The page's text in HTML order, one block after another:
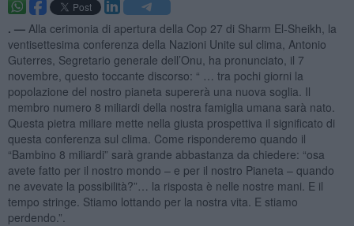
. — Alla cerimonia di apertura della Cop 27 di Sharm El-Sheikh, la
ventisettesima conferenza della Nazioni Unite sul clima, Antonio
Guterres, Segretario generale dell’Onu, ha pronunciato, il 7
novembre, questo toccante discorso: “ … tra pochi giorni la
popolazione del nostro pianeta supererà una nuova soglia. Il
membro numero 8 miliardi della nostra famiglia umana sarà nato.
Questa pietra miliare mette nella giusta prospettiva il significato di
questa conferenza sul clima. Come risponderemo quando il
“Bambino 8 miliardi” sarà grande abbastanza da chiedere: “osa
avete fatto per il nostro mondo – e per il nostro Pianeta – quando
ne avevate la possibilità?”… la risposta è nelle nostre mani. E il
tempo stringe. Stiamo lottando per la nostra vita. E stiamo
perdendo.”.